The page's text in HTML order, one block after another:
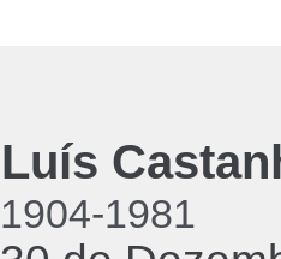
Luís
1904-1981